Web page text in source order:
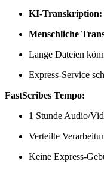
KI-Transkription:
Menschliche
Lange Dateien
Express-Service
FastScribes Tempo:
1 Stunde Audio/
Verteilte
Keine Express-